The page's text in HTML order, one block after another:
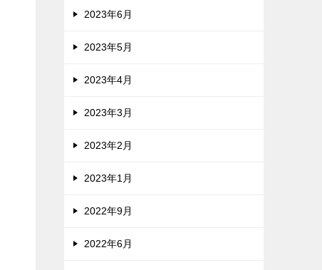
2023年6月
2023年5月
2023年4月
2023年3月
2023年2月
2023年1月
2022年9月
2022年6月